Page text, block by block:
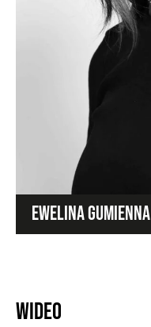
EWELINA GUMIENNA
Wideo